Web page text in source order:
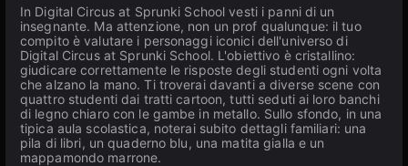
In Digital Circus at Sprunki School vesti i panni di un
insegnante. Ma attenzione, non un prof qualunque: il tuo
compito è valutare i personaggi iconici dell'universo di
Digital Circus at Sprunki School. L'obiettivo è cristallino:
giudicare correttamente le risposte degli studenti ogni volta
che alzano la mano. Ti troverai davanti a diverse scene con
quattro studenti dai tratti cartoon, tutti seduti ai loro banchi
di legno chiaro con le gambe in metallo. Sullo sfondo, in una
tipica aula scolastica, noterai subito dettagli familiari: una
pila di libri, un quaderno blu, una matita gialla e un
mappamondo marrone.